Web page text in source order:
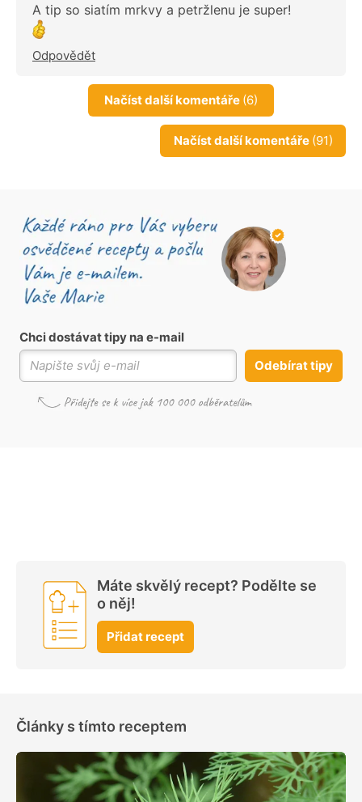
A tip so siatím mrkvy a petržlenu je super!
Odpovědět
Načíst další komentáře (6)
Načíst další komentáře (91)
Chci dostávat tipy na e-mail
Odebírat tipy
Máte skvělý recept? Podělte se
o něj!
Přidat recept
Články s tímto receptem